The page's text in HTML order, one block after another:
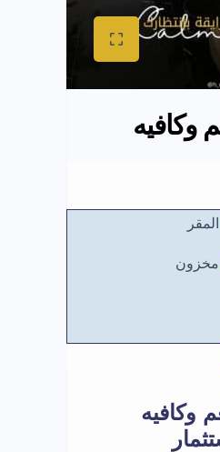
وكافيه
المقر
مخزون
وكافيه